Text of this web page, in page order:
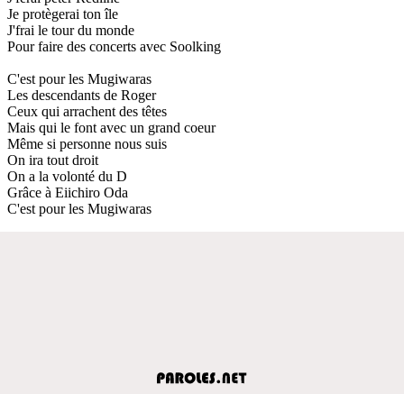
Je protègerai ton île
J'frai le tour du monde
Pour faire des concerts avec Soolking
C'est pour les Mugiwaras
Les descendants de Roger
Ceux qui arrachent des têtes
Mais qui le font avec un grand coeur
Même si personne nous suis
On ira tout droit
On a la volonté du D
Grâce à Eiichiro Oda
C'est pour les Mugiwaras